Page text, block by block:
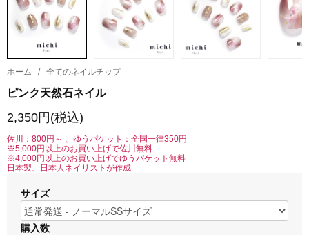
ホーム / 全てのネイルチップ
ピンク天然石ネイル
2,350円(税込)
佐川：800円～ 、ゆうパケット：全国一律350円
※5,000円以上のお買い上げで佐川無料
※4,000円以上のお買い上げでゆうパケット無料
日本製、日本人ネイリストが作成
サイズ
購入数